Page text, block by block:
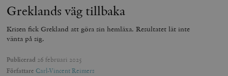
Greklands väg tillbaka
Krisen fick Grekland att göra sin hemläxa. Resultatet lät inte
vänta på sig.
Publicerad 26 februari 2025
Författare Carl-Vincent Reimers